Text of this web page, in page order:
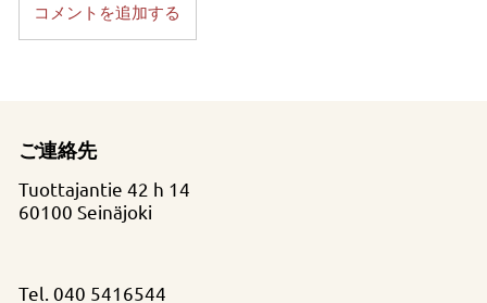
コメントを追加する
ご連絡先
Tuottajantie 42 h 14
60100 Seinäjoki
Tel. 040 5416544